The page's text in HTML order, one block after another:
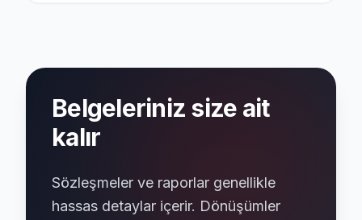
Belgeleriniz size ait
kalır
Sözleşmeler ve raporlar genellikle
hassas detaylar içerir. Dönüşümler